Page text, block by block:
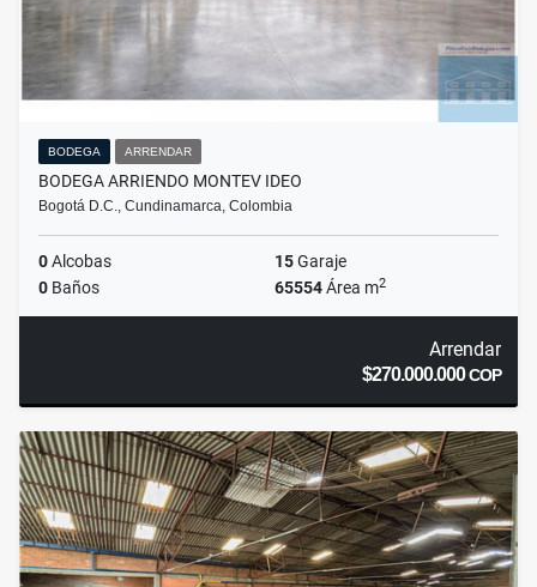
BODEGA ARRENDAR
BODEGA ARRIENDO MONTEV IDEO
Bogotá D.C., Cundinamarca, Colombia
0Alcobas 15Garaje
0 Baños 65554Área m2
Arrendar
$270.000.000COP